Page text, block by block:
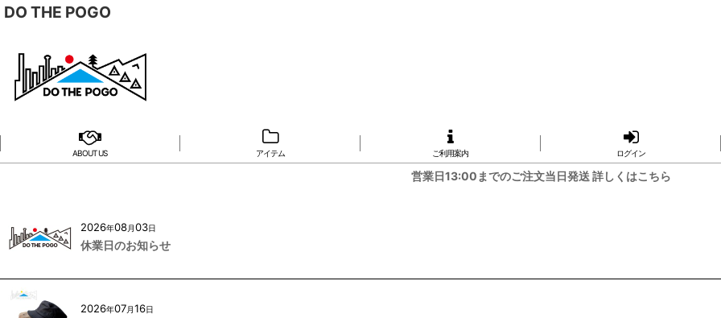
DO THE POGO
ABOUT US アイテム ご利用案内 ログイン
営業日13:00までのご注文当日発送 詳しくはこちら
2026年08月03日
休業日のお知らせ
2026年07月16日